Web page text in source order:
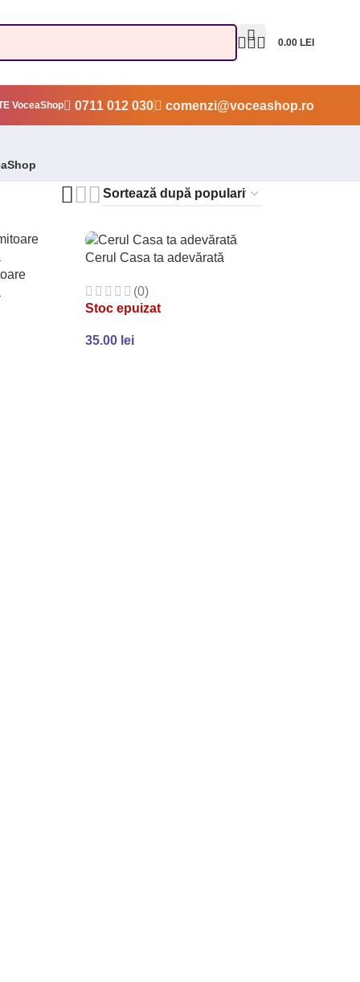
0.00 LEI
VoceaShop 0711 012 030 comenzi@voceashop.ro
Cerul Casa ta adevărată
(0)
Stoc epuizat
35.00 lei